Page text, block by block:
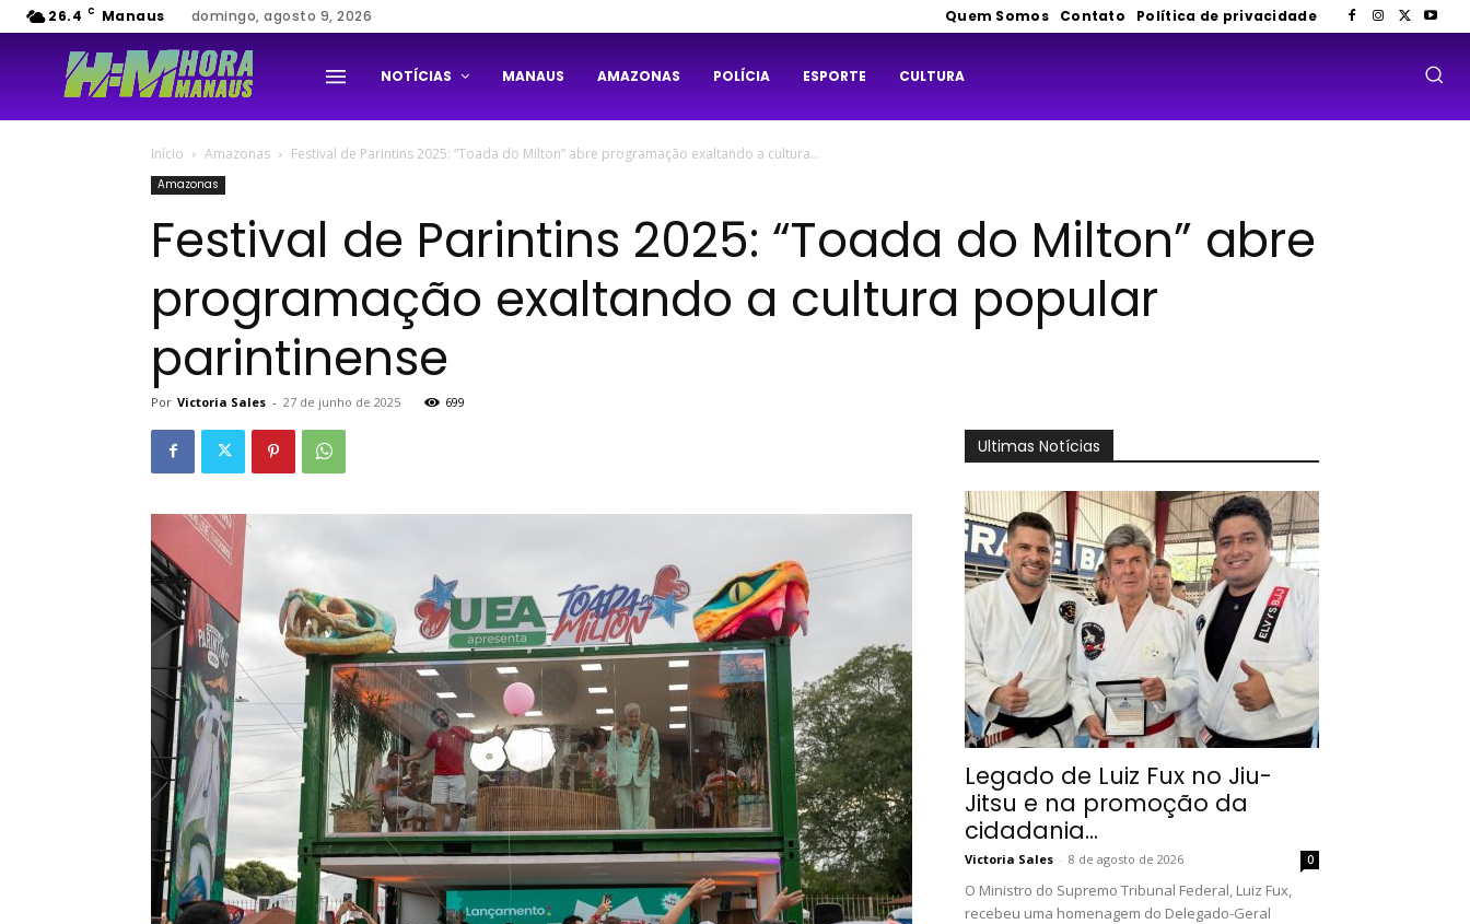
26.4 C Manaus domingo, agosto 9, 2026 Quem Somos Contato Política de privacidade
NOTÍCIAS MANAUS AMAZONAS POLÍCIA ESPORTE CULTURA
Início Amazonas Festival de Parintins 2025: “Toada do Milton” abre programação exaltando a cultura...
Amazonas
Festival de Parintins 2025: “Toada do Milton” abre
programação exaltando a cultura popular
parintinense
Por Victoria Sales - 27 de junho de 2025 699
Ultimas Notícias
Legado de Luiz Fux no Jiu-
Jitsu e na promoção da
cidadania...
Victoria Sales - 8 de agosto de 2026 0
O Ministro do Supremo Tribunal Federal, Luiz Fux,
recebeu uma homenagem do Delegado-Geral